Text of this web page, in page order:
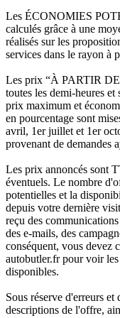
Les ÉCONOMIES
calculés grâce à une
réalisés sur les
services dans le rayon à
Les prix “À PARTIR
toutes les demi-heures
prix maximum et
en pourcentage sont
avril, 1er juillet et 1er
provenant de demandes
Les prix annoncés sont
éventuels. Le nombre
potentielles et la
depuis votre dernière
reçu des
des e-mails, des
conséquent, vous devez
autobutler.fr pour voir
disponibles.
Sous réserve d'erreurs
descriptions de l'offre,